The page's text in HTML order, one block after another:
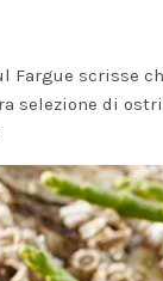
Fargue scrisse
selezione di